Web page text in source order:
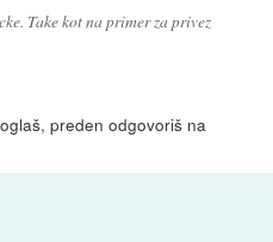
Take kot na primer za privez
preden odgovoriš na